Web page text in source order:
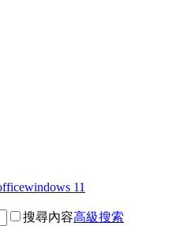
windows 11
搜尋內容高級搜索